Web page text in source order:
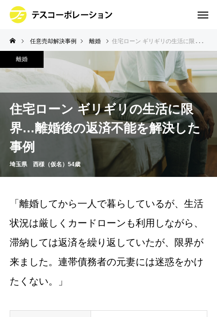
任意売却解決事例 離婚 住宅ローン ギリギリの生活に限界…離婚後の返済不能を解決した事例
住宅ローン ギリギリの生活に限
界…離婚後の返済不能を解決した
事例
埼玉県 西様（仮名）54歳
離婚
「離婚してから一人で暮らしているが、生活
状況は厳しくカードローンも利用しながら、
滞納しては返済を繰り返していたが、限界が
来ました。連帯債務者の元妻には迷惑をかけ
たくない。」